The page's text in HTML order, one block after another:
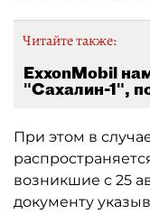
Читайте также:
ExxonMobil
"Сахалин-1",
При этом в
возникшие с 25
документу